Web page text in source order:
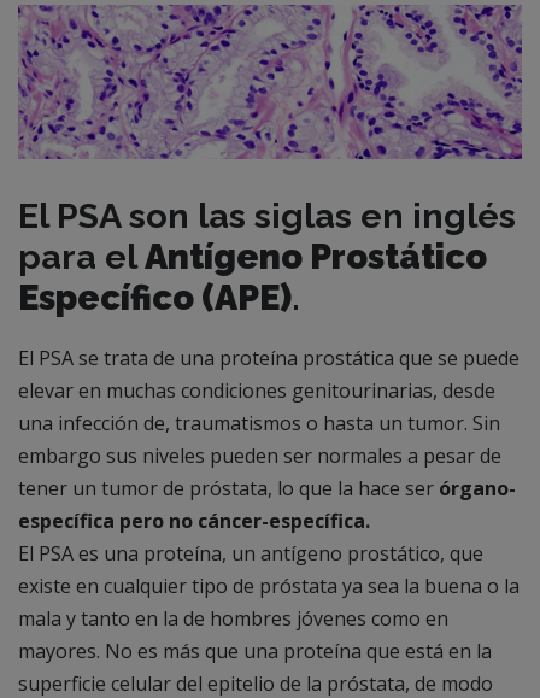
El PSA son las siglas en inglés
para elAntígeno Prostático
Específico (APE).
El PSA se trata de una proteína prostática que se puede
elevar en muchas condiciones genitourinarias, desde
una infección de, traumatismos o hasta un tumor. Sin
embargo sus niveles pueden ser normales a pesar de
tener un tumor de próstata, lo que la hace ser órgano-
específica pero no cáncer-específica.
El PSA es una proteína, un antígeno prostático, que
existe en cualquier tipo de próstata ya sea la buena o la
mala y tanto en la de hombres jóvenes como en
mayores. No es más que una proteína que está en la
superficie celular del epitelio de la próstata, de modo